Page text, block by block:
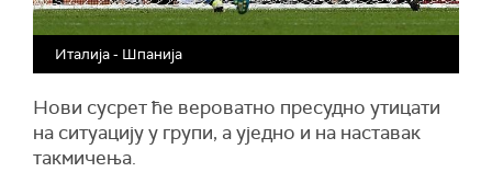
Италија - Шпанија
Нови сусрет ће вероватно пресудно утицати
на ситуацију у групи, а уједно и на наставак
такмичења.